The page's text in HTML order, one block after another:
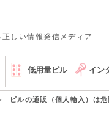
しい情報発信メディア
低用量ピル イン
ピルの通販（個人輸入）は